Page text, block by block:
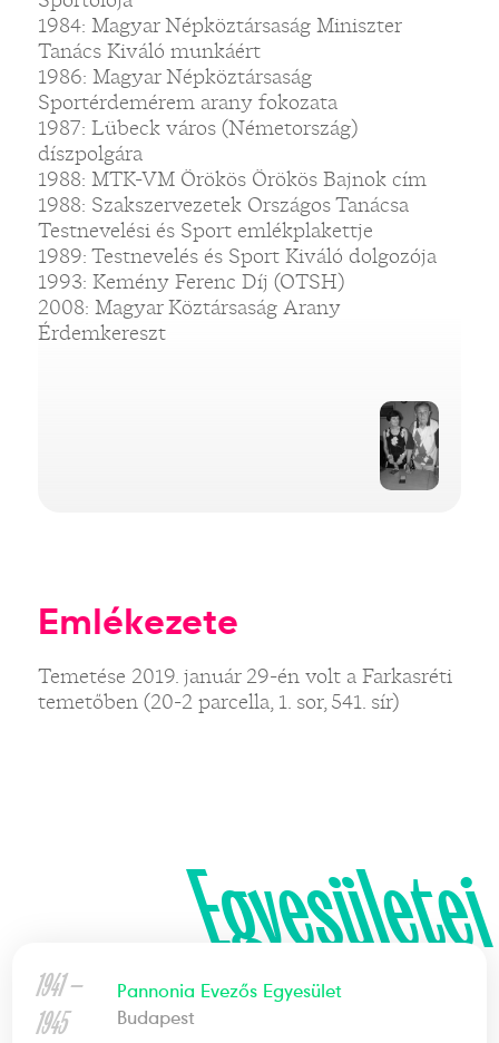
1984: Magyar Népköztársaság Miniszter
Tanács Kiváló munkáért
1986: Magyar Népköztársaság
Sportérdemérem arany fokozata
1987: Lübeck város (Németország)
díszpolgára
1988: MTK-VM Örökös Örökös Bajnok cím
1988: Szakszervezetek Országos Tanácsa
Testnevelési és Sport emlékplakettje
1989: Testnevelés és Sport Kiváló dolgozója
1993: Kemény Ferenc Díj (OTSH)
2008: Magyar Köztársaság Arany
Érdemkereszt
Emlékezete
Temetése 2019. január 29-én volt a Farkasréti
temetőben (20-2 parcella, 1. sor, 541. sír)
Egyesületei
1941 —
1945
Pannonia Evezős Egyesület
Budapest